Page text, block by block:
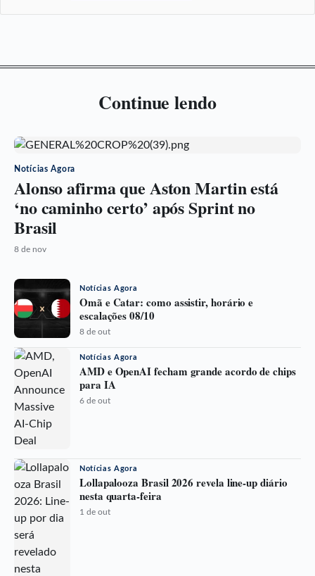
Continue lendo
Notícias Agora
Alonso afirma que Aston Martin está
‘no caminho certo’ após Sprint no
Brasil
8 de nov
Notícias Agora
Omã e Catar: como assistir, horário e
escalações 08/10
8 de out
Notícias Agora
AMD e OpenAI fecham grande acordo de chips
para IA
6 de out
Notícias Agora
Lollapalooza Brasil 2026 revela line-up diário
nesta quarta-feira
1 de out